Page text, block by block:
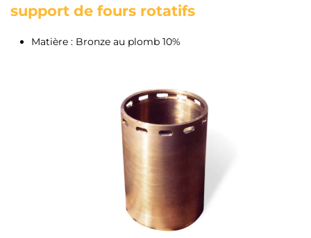
support de fours rotatifs
Matière : Bronze au plomb 10%